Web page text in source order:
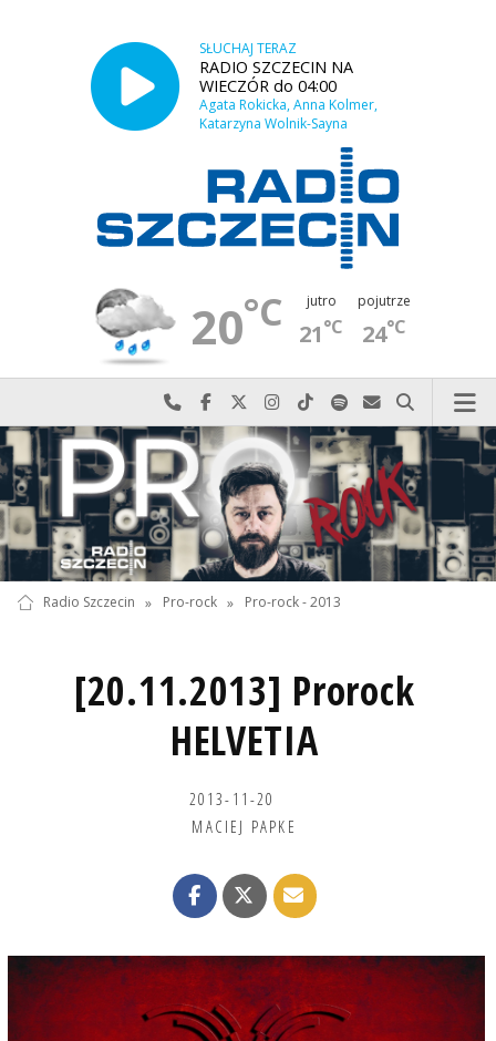
SŁUCHAJ TERAZ
RADIO SZCZECIN NA
WIECZÓR do 04:00
Agata Rokicka, Anna Kolmer,
Katarzyna Wolnik-Sayna
20°C jutro
21°C
pojutrze
24°C
Najlepiej po prostu do nas zadzwoń
Odwiedź nas na Facebook-u
Odwiedź nas na X
Odwiedź nas na Instagram-ie
Odwiedź nas na TikTok-u
Szukaj nas na Spotify
Wyślij do nas
Szukaj
Radio Szczecin » Pro-rock » Pro-rock - 2013
[20.11.2013] Prorock
HELVETIA
2013-11-20
MACIEJ PAPKE